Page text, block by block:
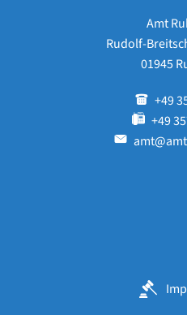
Amt
Rudolf-
01945
+49
+49